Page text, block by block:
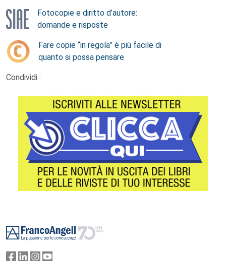
Fotocopie e diritto d’autore:
domande e risposte
Fare copie “in regola” è più facile di
quanto si possa pensare
Condividi :